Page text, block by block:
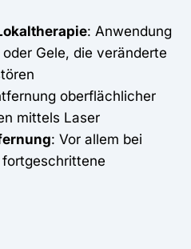
: Anwendung
Gele, die veränderte
oberflächlicher
mittels Laser
: Vor allem bei